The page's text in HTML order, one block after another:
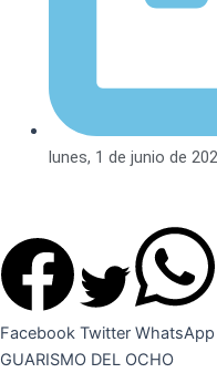
lunes, 1 de junio de
Facebook Twitter WhatsApp
GUARISMO DEL OCHO